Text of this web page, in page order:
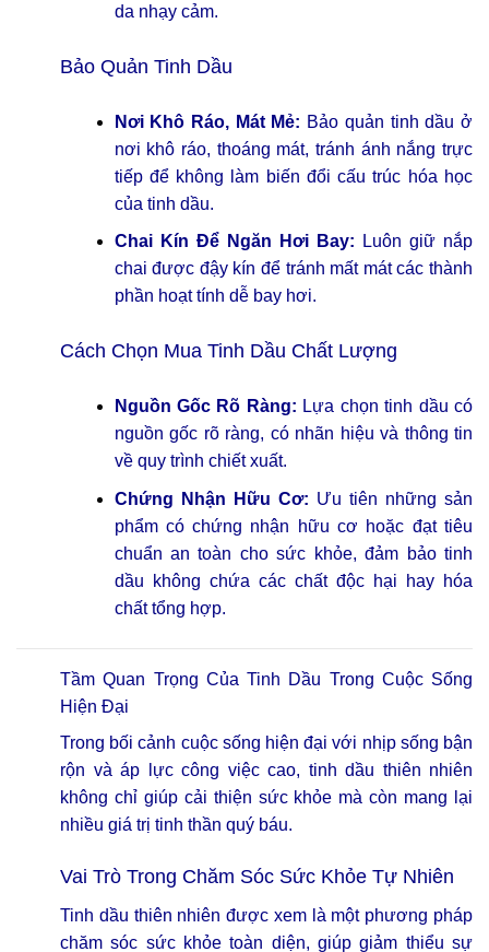
da nhạy cảm.
Bảo Quản Tinh Dầu
Nơi Khô Ráo, Mát Mẻ: Bảo quản tinh dầu ở
nơi khô ráo, thoáng mát, tránh ánh nắng trực
tiếp để không làm biến đổi cấu trúc hóa học
của tinh dầu.
Chai Kín Để Ngăn Hơi Bay: Luôn giữ nắp
chai được đậy kín để tránh mất mát các thành
phần hoạt tính dễ bay hơi.
Cách Chọn Mua Tinh Dầu Chất Lượng
Nguồn Gốc Rõ Ràng: Lựa chọn tinh dầu có
nguồn gốc rõ ràng, có nhãn hiệu và thông tin
về quy trình chiết xuất.
Chứng Nhận Hữu Cơ: Ưu tiên những sản
phẩm có chứng nhận hữu cơ hoặc đạt tiêu
chuẩn an toàn cho sức khỏe, đảm bảo tinh
dầu không chứa các chất độc hại hay hóa
chất tổng hợp.
Tầm Quan Trọng Của Tinh Dầu Trong Cuộc Sống
Hiện Đại
Trong bối cảnh cuộc sống hiện đại với nhịp sống bận
rộn và áp lực công việc cao, tinh dầu thiên nhiên
không chỉ giúp cải thiện sức khỏe mà còn mang lại
nhiều giá trị tinh thần quý báu.
Vai Trò Trong Chăm Sóc Sức Khỏe Tự Nhiên
Tinh dầu thiên nhiên được xem là một phương pháp
chăm sóc sức khỏe toàn diện, giúp giảm thiểu sự